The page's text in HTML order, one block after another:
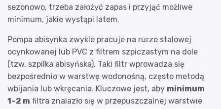
sezonowo, trzeba założyć zapas i przyjąć możliwe
minimum, jakie wystąpi latem.
Pompa abisynka zwykle pracuje na rurze stalowej
ocynkowanej lub PVC z filtrem szpiczastym na dole
(tzw. szpilka abisyńska). Taki filtr wprowadza się
bezpośrednio w warstwę wodonośną, często metodą
wbijania lub wkręcania. Kluczowe jest, aby minimum
1–2 m filtra znalazło się w przepuszczalnej warstwie